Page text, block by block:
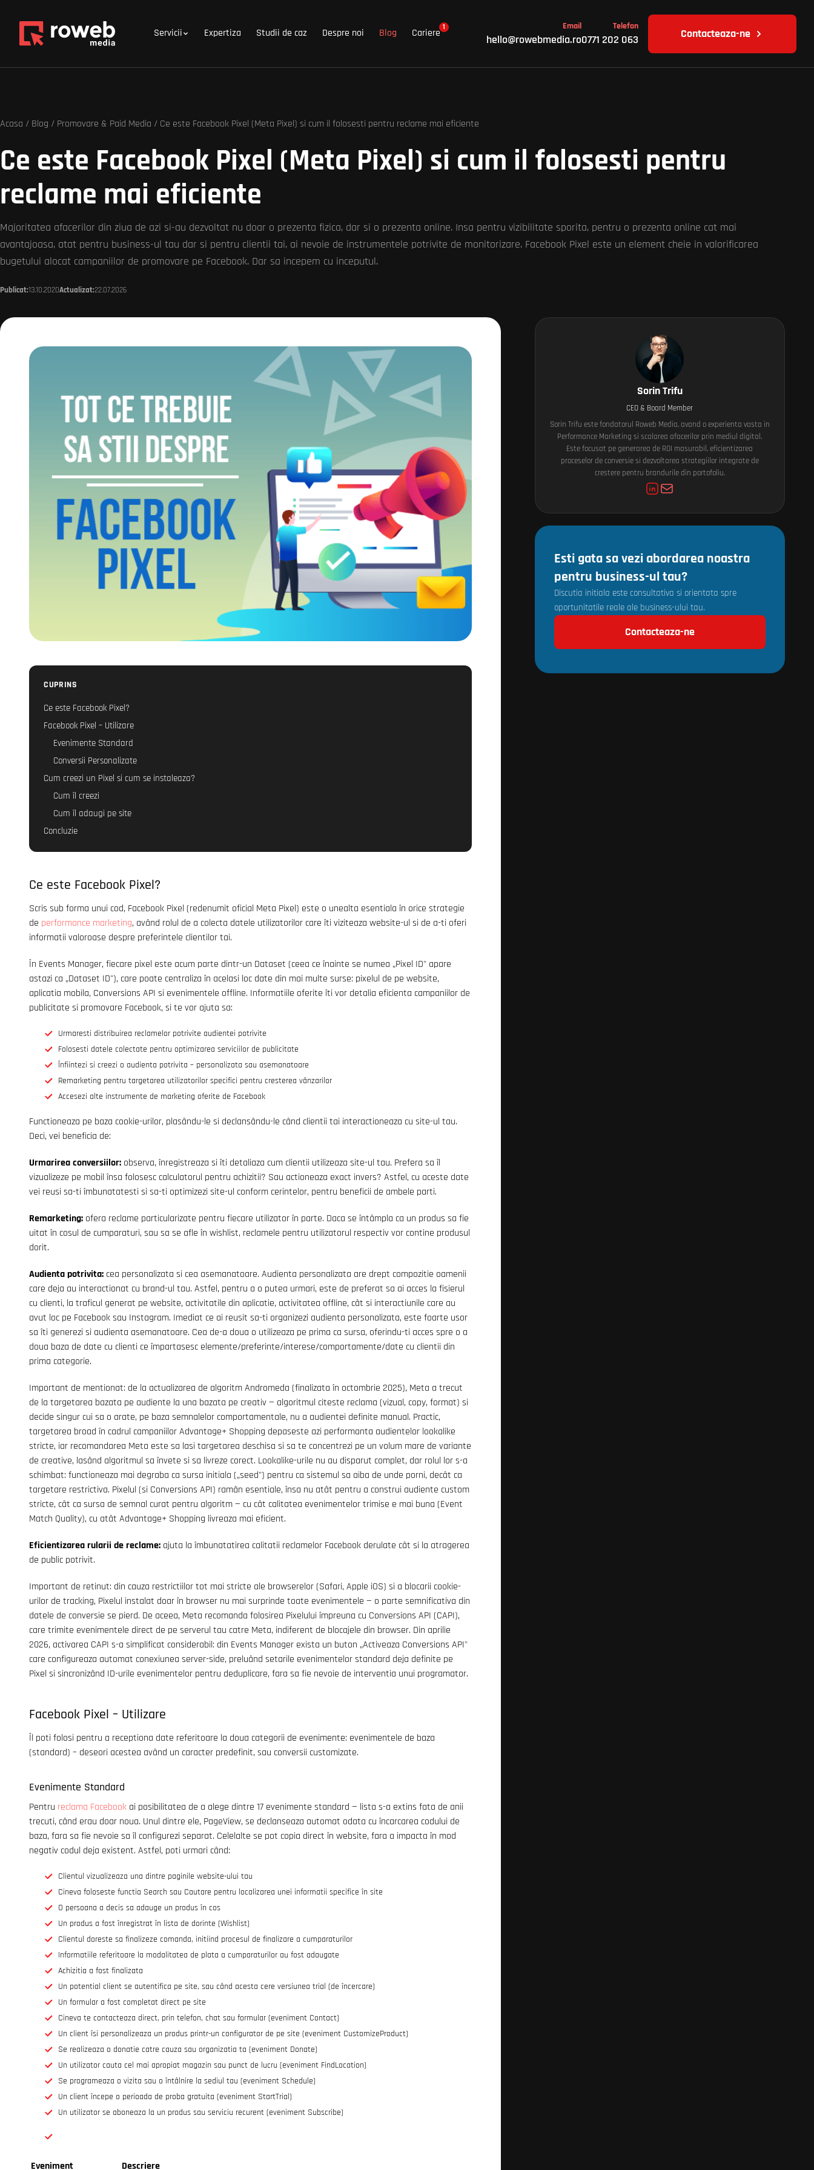
Servicii Expertiza Studii de caz Despre noi Blog Cariere 1 Email
hello@rowebmedia.ro
Telefon
0771 202 063 Contacteaza-ne
Acasa / Blog / Promovare & Paid Media / Ce este Facebook Pixel (Meta Pixel) si cum il folosesti pentru reclame mai eficiente
Ce este Facebook Pixel (Meta Pixel) si cum il folosesti pentru
reclame mai eficiente
Majoritatea afacerilor din ziua de azi si-au dezvoltat nu doar o prezenta fizica, dar si o prezenta online. Insa pentru vizibilitate sporita, pentru o prezenta online cat mai
avantajoasa, atat pentru business-ul tau dar si pentru clientii tai, ai nevoie de instrumentele potrivite de monitorizare. Facebook Pixel este un element cheie in valorificarea
bugetului alocat campaniilor de promovare pe Facebook. Dar sa incepem cu inceputul.
Publicat:13.10.2020Actualizat:22.07.2026
CUPRINS
Ce este Facebook Pixel?
Facebook Pixel – Utilizare
Evenimente Standard
Conversii Personalizate
Cum creezi un Pixel si cum se instaleaza?
Cum îl creezi
Cum îl adaugi pe site
Concluzie
Ce este Facebook Pixel?
Scris sub forma unui cod, Facebook Pixel (redenumit oficial Meta Pixel) este o unealta esentiala în orice strategie
de performance marketing, având rolul de a colecta datele utilizatorilor care îti viziteaza website-ul si de a-ti oferi
informatii valoroase despre preferintele clientilor tai.
În Events Manager, fiecare pixel este acum parte dintr-un Dataset (ceea ce înainte se numea „Pixel ID" apare
astazi ca „Dataset ID"), care poate centraliza în acelasi loc date din mai multe surse: pixelul de pe website,
aplicatia mobila, Conversions API si evenimentele offline. Informatiile oferite îti vor detalia eficienta campaniilor de
publicitate si promovare Facebook, si te vor ajuta sa:
Urmaresti distribuirea reclamelor potrivite audientei potrivite
Folosesti datele colectate pentru optimizarea serviciilor de publicitate
Înfiintezi si creezi o audienta potrivita – personalizata sau asemanatoare
Remarketing pentru targetarea utilizatorilor specifici pentru cresterea vânzarilor
Accesezi alte instrumente de marketing oferite de Facebook
Functioneaza pe baza cookie-urilor, plasându-le si declansându-le când clientii tai interactioneaza cu site-ul tau.
Deci, vei beneficia de:
Urmarirea conversiilor: observa, înregistreaza si îti detaliaza cum clientii utilizeaza site-ul tau. Prefera sa îl
vizualizeze pe mobil însa folosesc calculatorul pentru achizitii? Sau actioneaza exact invers? Astfel, cu aceste date
vei reusi sa-ti îmbunatatesti si sa-ti optimizezi site-ul conform cerintelor, pentru beneficii de ambele parti.
Remarketing: ofera reclame particularizate pentru fiecare utilizator în parte. Daca se întâmpla ca un produs sa fie
uitat în cosul de cumparaturi, sau sa se afle în wishlist, reclamele pentru utilizatorul respectiv vor contine produsul
dorit.
Audienta potrivita: cea personalizata si cea asemanatoare. Audienta personalizata are drept compozitie oamenii
care deja au interactionat cu brand-ul tau. Astfel, pentru a o putea urmari, este de preferat sa ai acces la fisierul
cu clienti, la traficul generat pe website, activitatile din aplicatie, activitatea offline, cât si interactiunile care au
avut loc pe Facebook sau Instagram. Imediat ce ai reusit sa-ti organizezi audienta personalizata, este foarte usor
sa îti generezi si audienta asemanatoare. Cea de-a doua o utilizeaza pe prima ca sursa, oferindu-ti acces spre o a
doua baza de date cu clienti ce împartasesc elemente/preferinte/interese/comportamente/date cu clientii din
prima categorie.
Important de mentionat: de la actualizarea de algoritm Andromeda (finalizata în octombrie 2025), Meta a trecut
de la targetarea bazata pe audiente la una bazata pe creativ — algoritmul citeste reclama (vizual, copy, format) si
decide singur cui sa o arate, pe baza semnalelor comportamentale, nu a audientei definite manual. Practic,
targetarea broad în cadrul campaniilor Advantage+ Shopping depaseste azi performanta audientelor lookalike
stricte, iar recomandarea Meta este sa lasi targetarea deschisa si sa te concentrezi pe un volum mare de variante
de creative, lasând algoritmul sa învete si sa livreze corect. Lookalike-urile nu au disparut complet, dar rolul lor s-a
schimbat: functioneaza mai degraba ca sursa initiala („seed") pentru ca sistemul sa aiba de unde porni, decât ca
targetare restrictiva. Pixelul (si Conversions API) ramân esentiale, însa nu atât pentru a construi audiente custom
stricte, cât ca sursa de semnal curat pentru algoritm — cu cât calitatea evenimentelor trimise e mai buna (Event
Match Quality), cu atât Advantage+ Shopping livreaza mai eficient.
Eficientizarea rularii de reclame: ajuta la îmbunatatirea calitatii reclamelor Facebook derulate cât si la atragerea
de public potrivit.
Important de retinut: din cauza restrictiilor tot mai stricte ale browserelor (Safari, Apple iOS) si a blocarii cookie-
urilor de tracking, Pixelul instalat doar în browser nu mai surprinde toate evenimentele — o parte semnificativa din
datele de conversie se pierd. De aceea, Meta recomanda folosirea Pixelului împreuna cu Conversions API (CAPI),
care trimite evenimentele direct de pe serverul tau catre Meta, indiferent de blocajele din browser. Din aprilie
2026, activarea CAPI s-a simplificat considerabil: din Events Manager exista un buton „Activeaza Conversions API"
care configureaza automat conexiunea server-side, preluând setarile evenimentelor standard deja definite pe
Pixel si sincronizând ID-urile evenimentelor pentru deduplicare, fara sa fie nevoie de interventia unui programator.
Facebook Pixel – Utilizare
Îl poti folosi pentru a receptiona date referitoare la doua categorii de evenimente: evenimentele de baza
(standard) – deseori acestea având un caracter predefinit, sau conversii customizate.
Evenimente Standard
Pentru reclama Facebook ai posibilitatea de a alege dintre 17 evenimente standard — lista s-a extins fata de anii
trecuti, când erau doar noua. Unul dintre ele, PageView, se declanseaza automat odata cu încarcarea codului de
baza, fara sa fie nevoie sa îl configurezi separat. Celelalte se pot copia direct în website, fara a impacta în mod
negativ codul deja existent. Astfel, poti urmari când:
Clientul vizualizeaza una dintre paginile website-ului tau
Cineva foloseste functia Search sau Cautare pentru localizarea unei informatii specifice în site
O persoana a decis sa adauge un produs în cos
Un produs a fost înregistrat în lista de dorinte (Wishlist)
Clientul doreste sa finalizeze comanda, initiind procesul de finalizare a cumparaturilor
Informatiile referitoare la modalitatea de plata a cumparaturilor au fost adaugate
Achizitia a fost finalizata
Un potential client se autentifica pe site, sau când acesta cere versiunea trial (de încercare)
Un formular a fost completat direct pe site
Cineva te contacteaza direct, prin telefon, chat sau formular (eveniment Contact)
Un client îsi personalizeaza un produs printr-un configurator de pe site (eveniment CustomizeProduct)
Se realizeaza o donatie catre cauza sau organizatia ta (eveniment Donate)
Un utilizator cauta cel mai apropiat magazin sau punct de lucru (eveniment FindLocation)
Se programeaza o vizita sau o întâlnire la sediul tau (eveniment Schedule)
Un client începe o perioada de proba gratuita (eveniment StartTrial)
Un utilizator se aboneaza la un produs sau serviciu recurent (eveniment Subscribe)
Eveniment Descriere
Sorin Trifu
CEO & Board Member
Sorin Trifu este fondatorul Roweb Media, avand o experienta vasta in
Performance Marketing si scalarea afacerilor prin mediul digital.
Este focusat pe generarea de ROI masurabil, eficientizarea
proceselor de conversie si dezvoltarea strategiilor integrate de
crestere pentru brandurile din portofoliu.
Esti gata sa vezi abordarea noastra
pentru business-ul tau?
Discutia initiala este consultativa si orientata spre
oportunitatile reale ale business-ului tau.
Contacteaza-ne